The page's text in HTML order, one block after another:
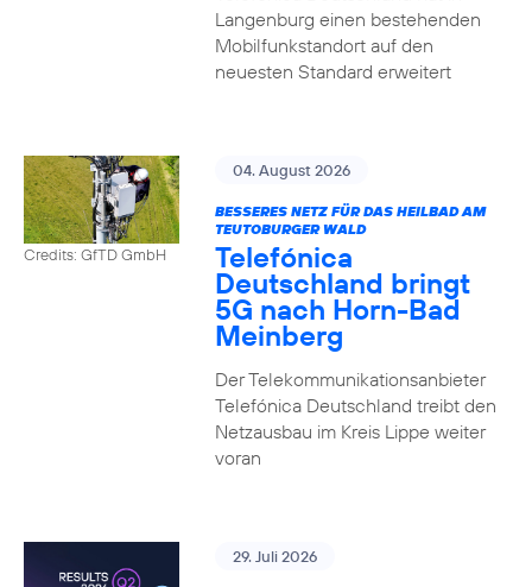
Langenburg einen bestehenden
Mobilfunkstandort auf den
neuesten Standard erweitert
Credits: GfTD GmbH
04. August 2026
BESSERES NETZ FÜR DAS HEILBAD AM
TEUTOBURGER WALD
Telefónica
Deutschland bringt
5G nach Horn-Bad
Meinberg
Der Telekommunikationsanbieter
Telefónica Deutschland treibt den
Netzausbau im Kreis Lippe weiter
voran
29. Juli 2026